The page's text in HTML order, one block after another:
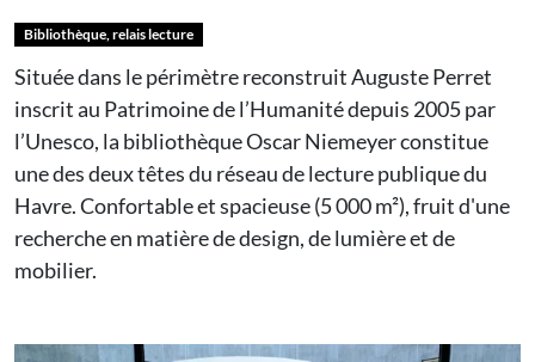
Bibliothèque, relais lecture
Située dans le périmètre reconstruit Auguste Perret
inscrit au Patrimoine de l’Humanité depuis 2005 par
l’Unesco, la bibliothèque Oscar Niemeyer constitue
une des deux têtes du réseau de lecture publique du
Havre. Confortable et spacieuse (5 000 m²), fruit d'une
recherche en matière de design, de lumière et de
mobilier.